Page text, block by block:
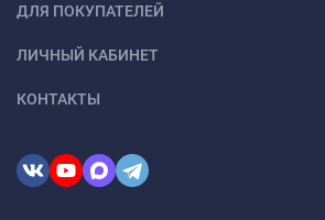
ДЛЯ ПОКУПАТЕЛЕЙ
ЛИЧНЫЙ КАБИНЕТ
КОНТАКТЫ